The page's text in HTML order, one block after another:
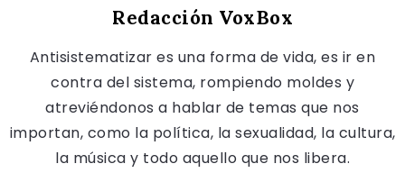
Redacción VoxBox
Antisistematizar es una forma de vida, es ir en
contra del sistema, rompiendo moldes y
atreviéndonos a hablar de temas que nos
importan, como la política, la sexualidad, la cultura,
la música y todo aquello que nos libera.